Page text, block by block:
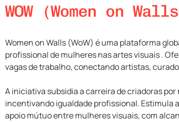
WOW (Women on
Women on Walls (WoW) é uma plataforma
profissional de mulheres nas artes visuais .
vagas de trabalho, conectando artistas,
A iniciativa subsidia a carreira de criadoras
incentivando igualdade profissional. Estimula
apoio mútuo entre mulheres visuais, com